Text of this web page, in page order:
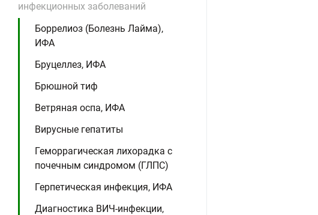
инфекционных заболеваний
Боррелиоз (Болезнь Лайма),
ИФА
Бруцеллез, ИФА
Брюшной тиф
Ветряная оспа, ИФА
Вирусные гепатиты
Геморрагическая лихорадка с
почечным синдромом (ГЛПС)
Герпетическая инфекция, ИФА
Диагностика ВИЧ-инфекции,